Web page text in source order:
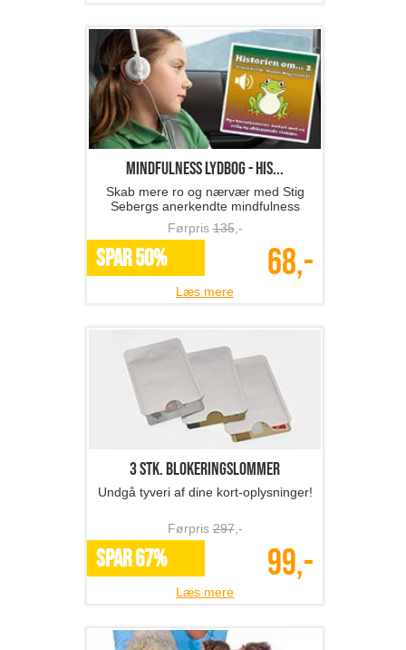
Mindfulness lydbog - His...
Skab mere ro og nærvær med Stig
Sebergs anerkendte mindfulness
børnefortællinger..
Førpris135,-
SPAR 50% 68,-
Læs mere
3 stk. blokeringslommer
Undgå tyveri af dine kort-oplysninger!
Førpris297,-
SPAR 67% 99,-
Læs mere